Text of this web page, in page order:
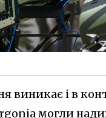
і в
могли